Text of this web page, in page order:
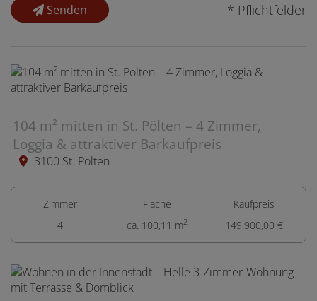
Senden * Pflichtfelder
104 m² mitten in St. Pölten – 4 Zimmer,
Loggia & attraktiver Barkaufpreis
3100 St. Pölten
Zimmer
4
Fläche
ca. 100,11 m2
Kaufpreis
149.900,00 €